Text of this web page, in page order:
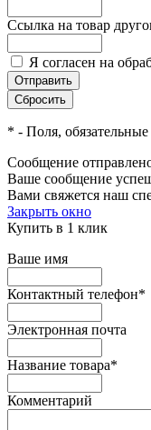
Ссылка на товар
Я согласен на
* - Поля,
Сообщение
Ваше сообщение
Вами свяжется наш
Закрыть окно
Купить в 1 клик
Ваше имя
Контактный телефон*
Электронная почта
Название товара*
Комментарий